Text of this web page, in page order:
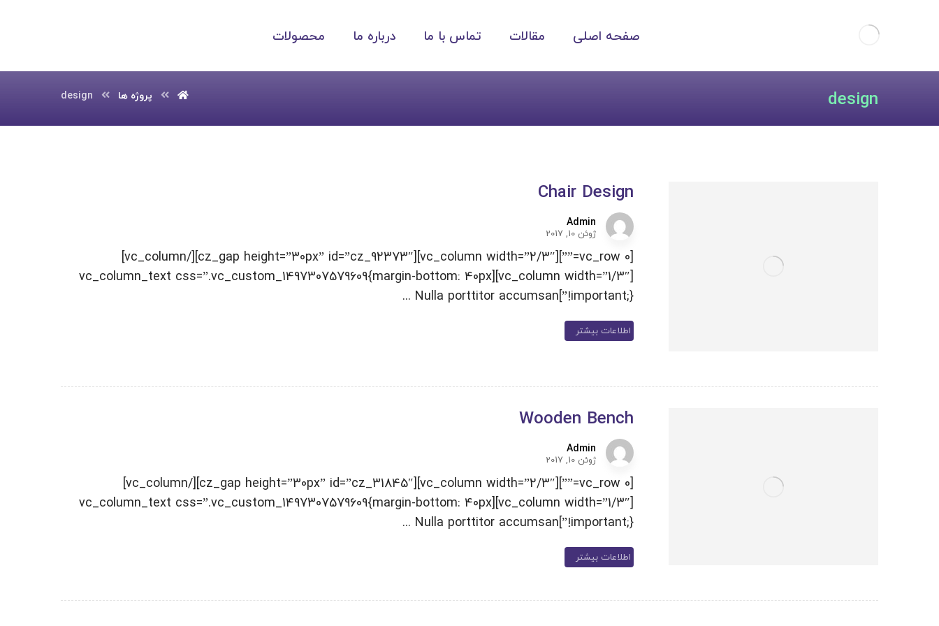
صفحه اصلی مقالات تماس با ما درباره ما محصولات
design پروژه ها design
Chair Design
Admin
ژوئن 10, 2017
[vc_row 0=””][vc_column width=”2/3″][cz_gap height=”30px” id=”cz_92373″][/vc_column]
[vc_column width=”1/3″][vc_column_text css=”.vc_custom_1497307579609{margin-bottom: 40px
!important;}”]Nulla porttitor accumsan ...
اطلاعات بیشتر
Wooden Bench
Admin
ژوئن 10, 2017
[vc_row 0=””][vc_column width=”2/3″][cz_gap height=”30px” id=”cz_31845″][/vc_column]
[vc_column width=”1/3″][vc_column_text css=”.vc_custom_1497307579609{margin-bottom: 40px
!important;}”]Nulla porttitor accumsan ...
اطلاعات بیشتر